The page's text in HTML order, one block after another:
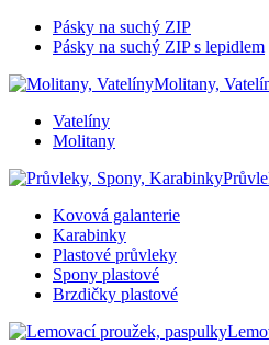
Pásky na suchý ZIP
Pásky na suchý ZIP s lepidlem
Molitany,
Vatelíny
Molitany
Kovová galanterie
Karabinky
Plastové průvleky
Spony plastové
Brzdičky plastové